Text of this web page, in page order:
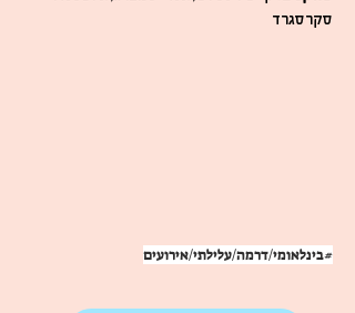
סקרסגרד
#בינלאומי/דרמה/עלילתי/אירועים